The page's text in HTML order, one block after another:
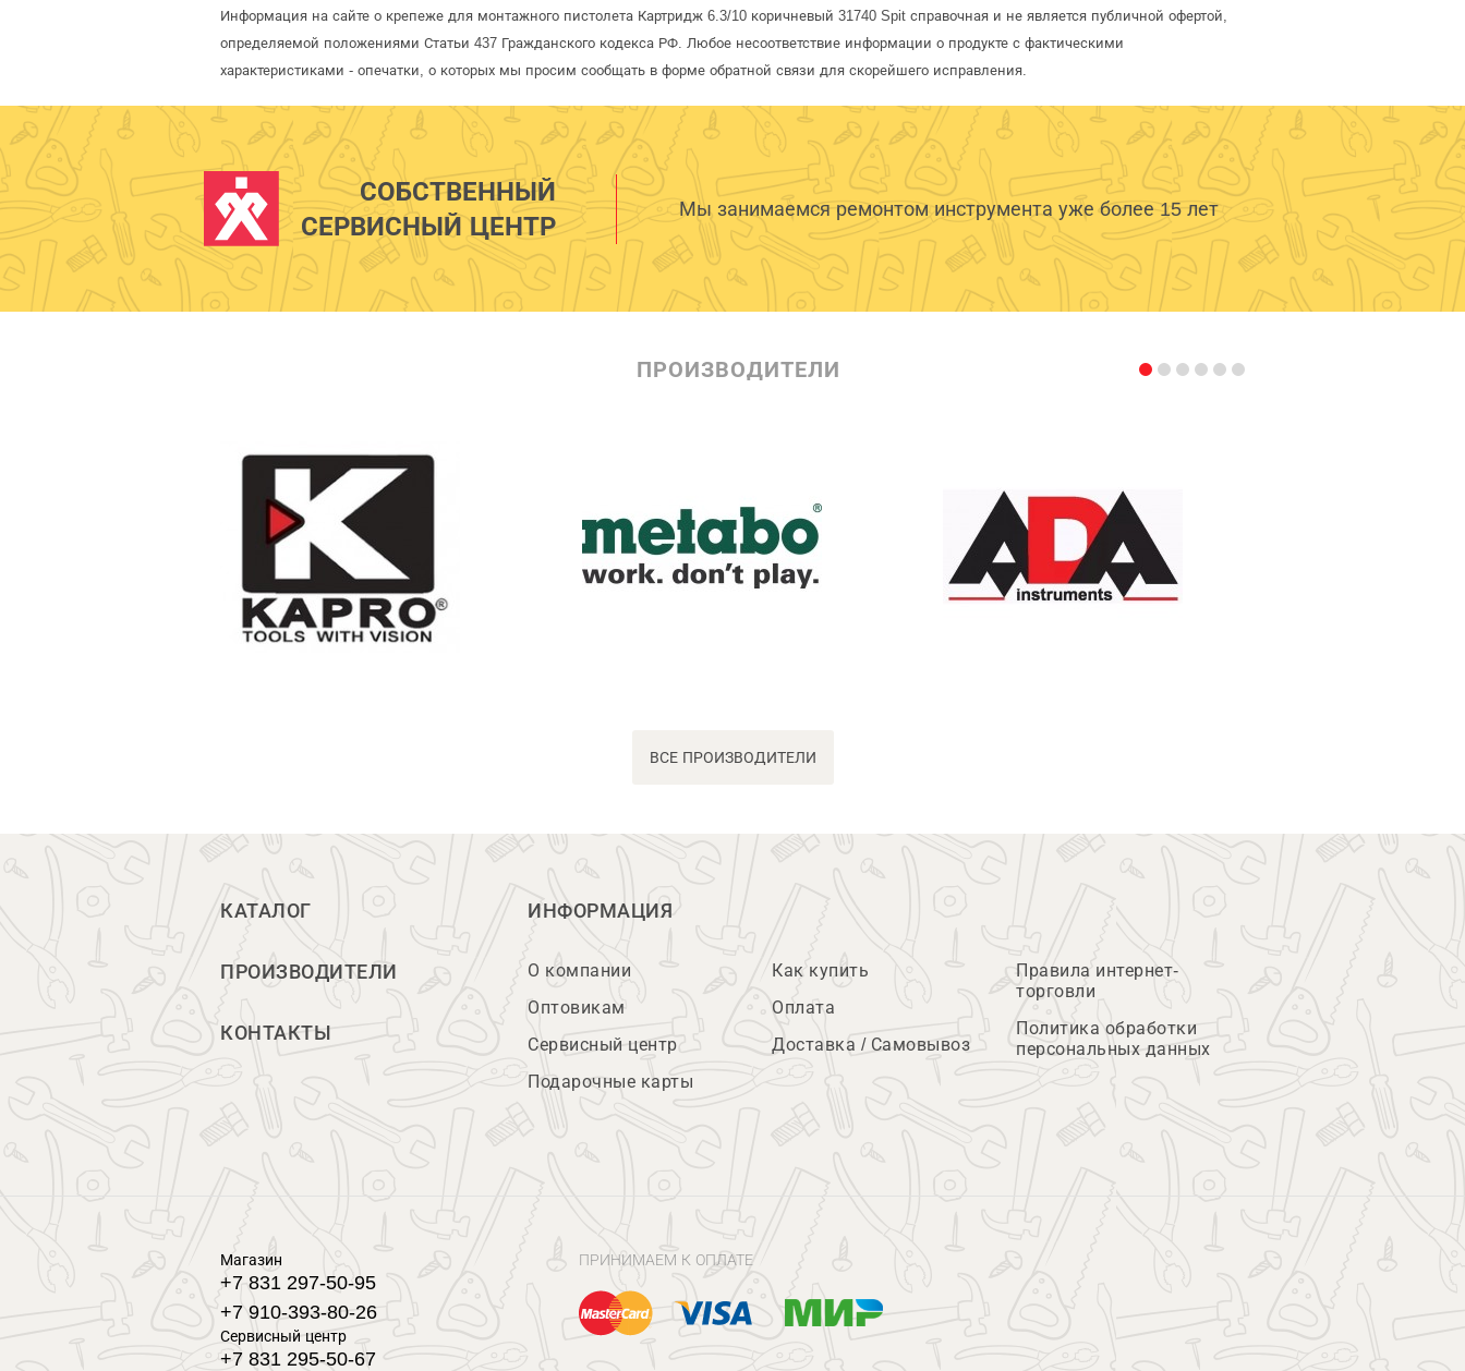
Информация на сайте о крепеже для монтажного пистолета Картридж 6.3/10 коричневый 31740 Spit справочная и не является публичной офертой,
определяемой положениями Статьи 437 Гражданского кодекса РФ. Любое несоответствие информации о продукте с фактическими
характеристиками - опечатки, о которых мы просим сообщать в форме обратной связи для скорейшего исправления.
СОБСТВЕННЫЙ
СЕРВИСНЫЙ ЦЕНТР
Мы занимаемся ремонтом инструмента уже более 15 лет
ПРОИЗВОДИТЕЛИ
ВСЕ ПРОИЗВОДИТЕЛИ
КАТАЛОГ
ПРОИЗВОДИТЕЛИ
КОНТАКТЫ
ИНФОРМАЦИЯ
О компании
Оптовикам
Сервисный центр
Подарочные карты
Как купить
Оплата
Доставка / Самовывоз
Правила интернет-
торговли
Политика обработки
персональных данных
Магазин
+7 831 297-50-95
+7 910-393-80-26
Сервисный центр
+7 831 295-50-67
ПРИНИМАЕМ К ОПЛАТЕ